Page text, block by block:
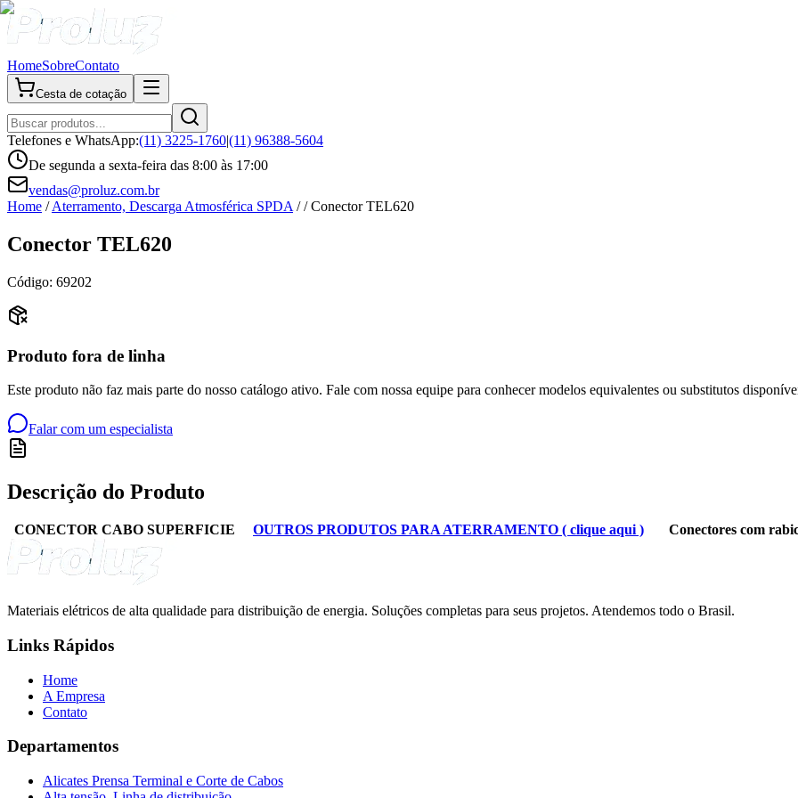
HomeSobreContato
Cesta de cotação
Telefones e WhatsApp:(11) 3225-1760|(11) 96388-5604
De segunda a sexta-feira das 8:00 às 17:00
vendas@proluz.com.br
Home /Aterramento, Descarga Atmosférica SPDA //Conector TEL620
Conector TEL620
Código: 69202
Produto fora de linha
Este produto não faz mais parte do nosso catálogo ativo. Fale com nossa equipe para conhecer modelos equivalentes ou substitutos
Falar com um especialista
Descrição do Produto
CONECTOR CABO SUPERFICIE OUTROS PRODUTOS PARA ATERRAMENTO ( clique aqui ) Conectores com
Materiais elétricos de alta qualidade para distribuição de energia. Soluções completas para seus projetos. Atendemos todo o Brasil.
Links Rápidos
Home
A Empresa
Contato
Departamentos
Alicates Prensa Terminal e Corte de Cabos